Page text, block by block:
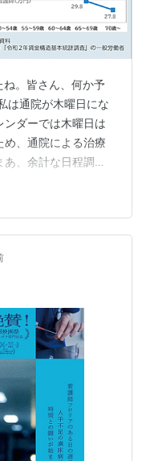
ね。皆さん、何か予
は通院が木曜日にな
ンダーでは木曜日は
、通院による治療
、余計な日程調整
いている方の中
る方はどのぐらいい
まれ、病院には滅多
しれませんが、病
いられており、そ